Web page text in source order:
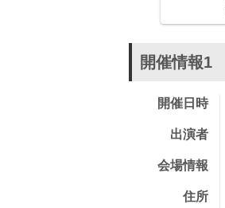
開催情報1
開催日時
出演者
会場情報
住所